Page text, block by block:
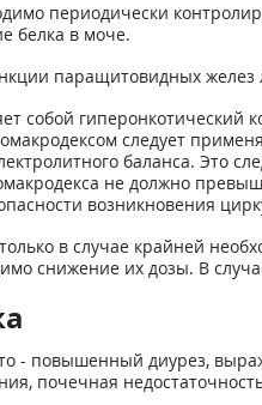
периодически
белка в моче.
паращитовидных желез
собой гиперонкотический
следует
баланса. Это
не должно
возникновения
в случае крайней
снижение их дозы. В
- повышенный диурез,
почечная